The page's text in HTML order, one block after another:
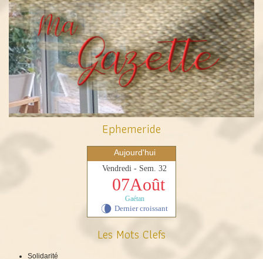
Ephemeride
Aujourd'hui
Vendredi - Sem. 32
07Août
Gaétan
V Dernier croissant
Les Mots Clefs
Solidarité